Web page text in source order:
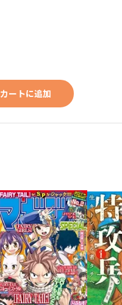
カートに追加